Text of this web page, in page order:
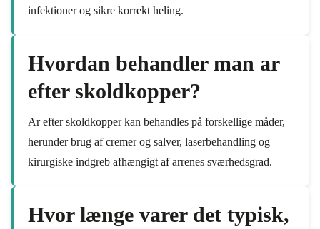
infektioner og sikre korrekt heling.
Hvordan behandler man ar
efter skoldkopper?
Ar efter skoldkopper kan behandles på forskellige måder,
herunder brug af cremer og salver, laserbehandling og
kirurgiske indgreb afhængigt af arrenes sværhedsgrad.
Hvor længe varer det typisk,